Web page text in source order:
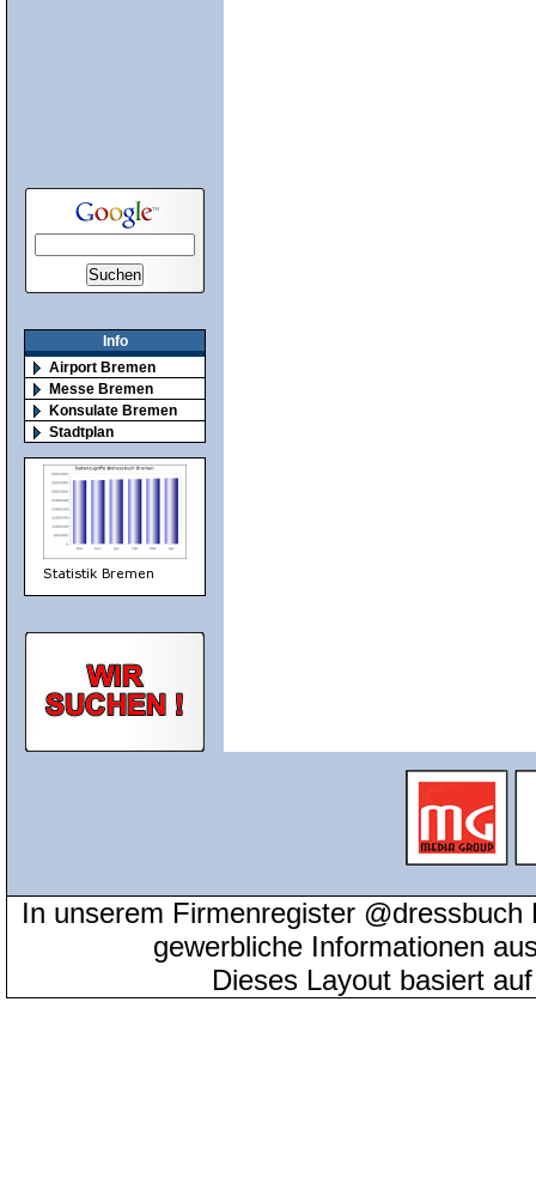
Info
Airport Bremen
Messe Bremen
Konsulate Bremen
Stadtplan
In unserem Firmenregister
gewerbliche Informationen
Dieses Layout basiert